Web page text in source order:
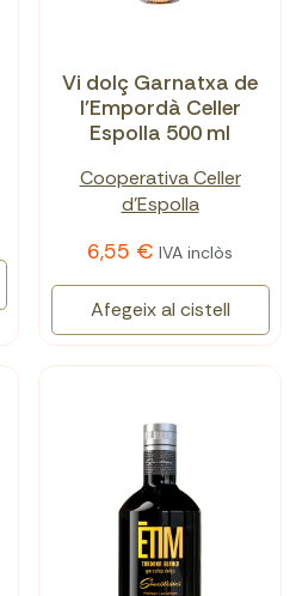
Vi dolç Garnatxa de
l'Empordà Celler
Espolla 500 ml
Cooperativa Celler
d'Espolla
6,55 € IVA inclòs
Afegeix al cistell